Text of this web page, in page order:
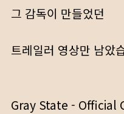
그 감독이 만들었던
트레일러 영상만 남았
Gray State - Official